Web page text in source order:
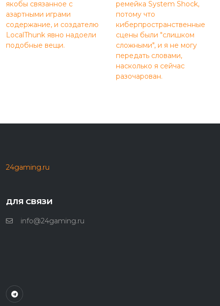
якобы связанное с
азартными играми
содержание, и создателю
LocalThunk явно надоели
подобные вещи.
ремейка System Shock,
потому что
киберпространственные
сцены были "слишком
сложными", и я не могу
передать словами,
насколько я сейчас
разочарован.
24gaming.ru
ДЛЯ СВЯЗИ
info@24gaming.ru